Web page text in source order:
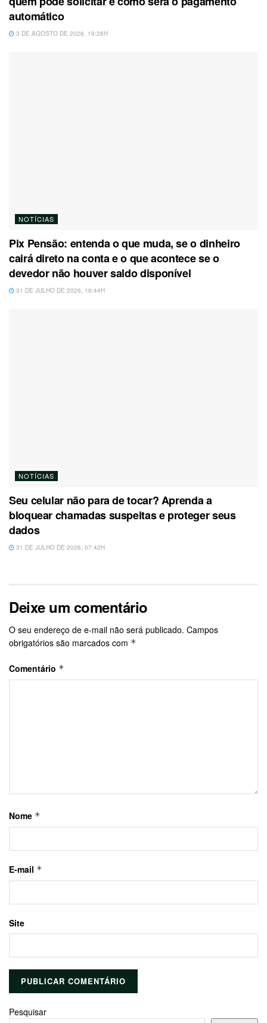
automático
3 DE AGOSTO DE 2026, 19:26H
NOTÍCIAS
Pix Pensão: entenda o que muda, se o dinheiro
cairá direto na conta e o que acontece se o
devedor não houver saldo disponível
31 DE JULHO DE 2026, 16:44H
NOTÍCIAS
Seu celular não para de tocar? Aprenda a
bloquear chamadas suspeitas e proteger seus
dados
31 DE JULHO DE 2026, 07:42H
Deixe um comentário
O seu endereço de e-mail não será publicado. Campos
obrigatórios são marcados com *
Comentário *
Nome *
E-mail *
Site
Pesquisar